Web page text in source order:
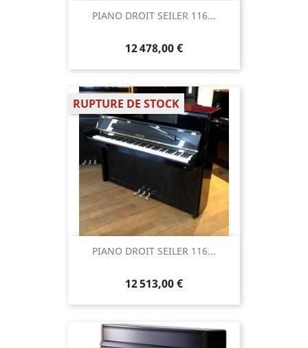
PIANO DROIT SEILER 116...
12 478,00 €
PIANO DROIT SEILER 116...
12 513,00 €
RUPTURE DE STOCK